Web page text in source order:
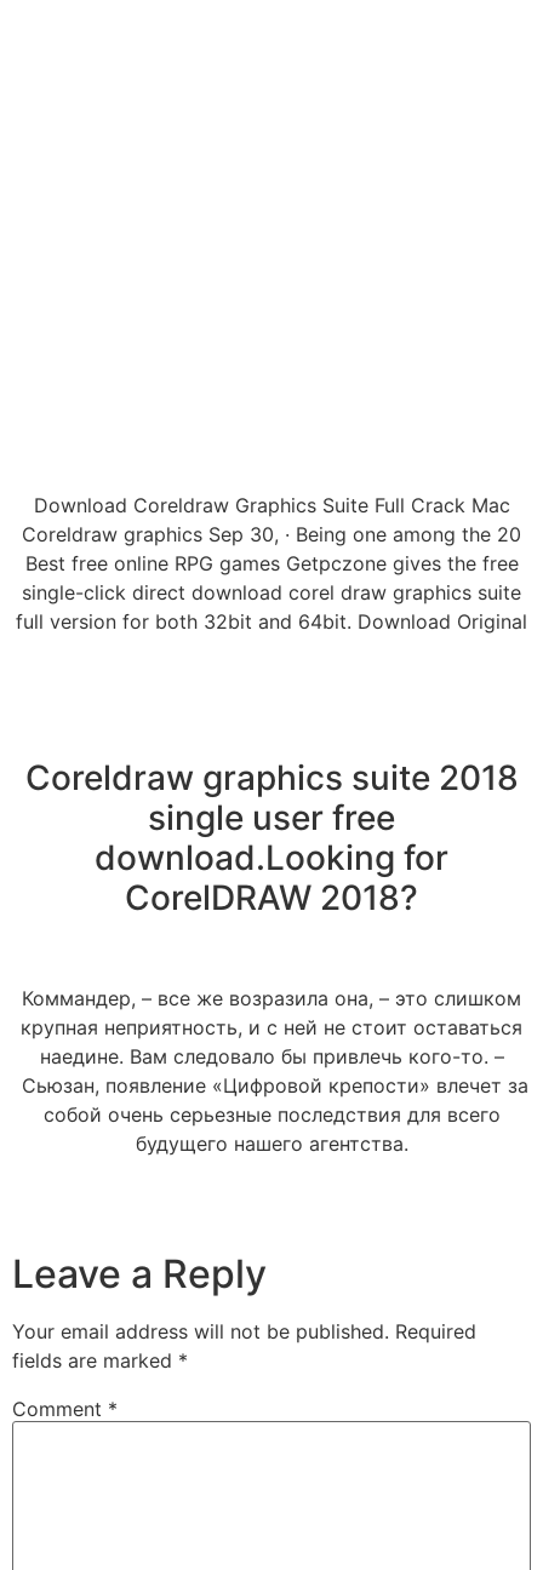
Download Coreldraw Graphics Suite Full Crack Mac
Coreldraw graphics Sep 30, · Being one among the 20
Best free online RPG games Getpczone gives the free
single-click direct download corel draw graphics suite
full version for both 32bit and 64bit. Download Original
Coreldraw graphics suite 2018
single user free
download.Looking for
CorelDRAW 2018?
Коммандер, – все же возразила она, – это слишком
крупная неприятность, и с ней не стоит оставаться
наедине. Вам следовало бы привлечь кого-то. –
Сьюзан, появление «Цифровой крепости» влечет за
собой очень серьезные последствия для всего
будущего нашего агентства.
Leave a Reply
Your email address will not be published. Required
fields are marked *
Comment *